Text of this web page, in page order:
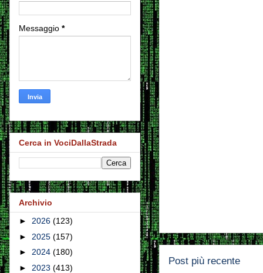
Post più recente
Messaggio *
Cerca in VociDallaStrada
Archivio
► 2026 (123)
► 2025 (157)
► 2024 (180)
► 2023 (413)